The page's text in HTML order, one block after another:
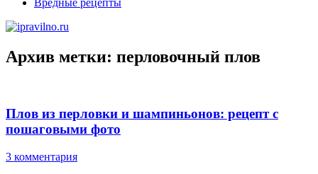
Архив метки: перловочный плов
Плов из перловки и шампиньонов: рецепт с
пошаговыми фото
3 комментария